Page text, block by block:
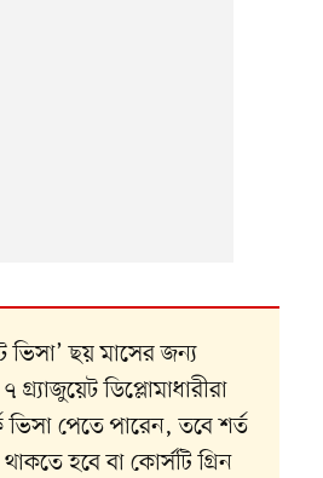
ভিসা’ ছয় মাসের জন্য
ডিপ্লোমাধারীরা
পেতে পারেন, তবে শর্ত
হবে বা কোর্সটি গ্রিন